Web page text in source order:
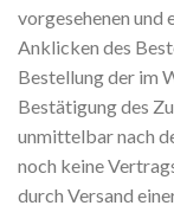
vorgesehenen
Anklicken des
Bestellung der im
Bestätigung des
unmittelbar nach
noch keine
durch Versand